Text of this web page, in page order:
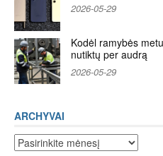
2026-05-29
Kodėl ramybės
nutiktų per audrą
2026-05-29
ARCHYVAI
Archyvai